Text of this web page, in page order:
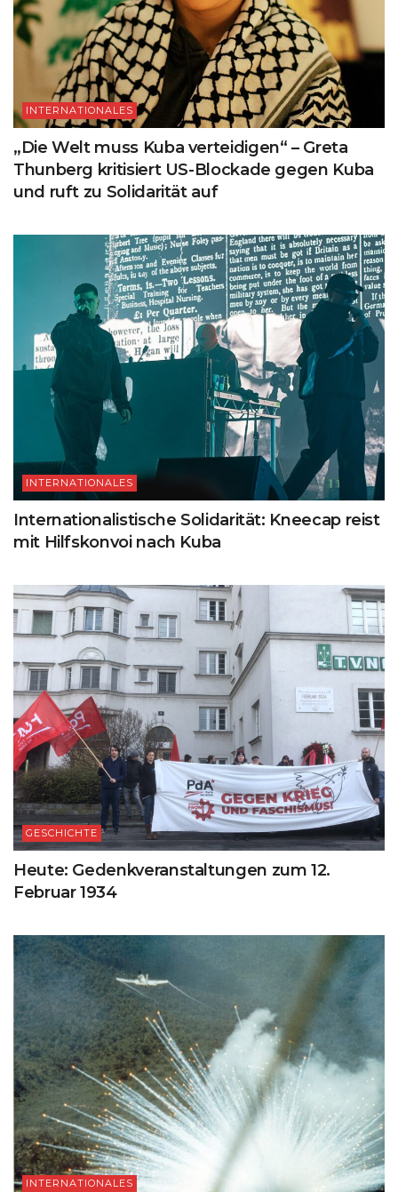
INTERNATIONALES
„Die Welt muss Kuba verteidigen“ – Greta
Thunberg kritisiert US-Blockade gegen Kuba
und ruft zu Solidarität auf
INTERNATIONALES
Internationalistische Solidarität: Kneecap reist
mit Hilfskonvoi nach Kuba
GESCHICHTE
Heute: Gedenkveranstaltungen zum 12.
Februar 1934
INTERNATIONALES